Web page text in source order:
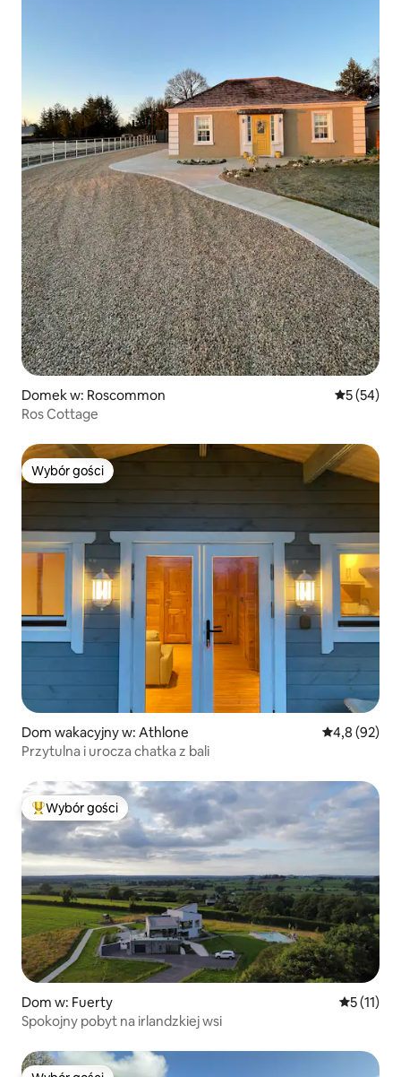
Domek w: Roscommon Średnia
5 (54)
Ros Cottage
Wybór gości
Wybór gości
Dom wakacyjny w: Athlone Średnia
4,8 (92)
Przytulna i urocza chatka z bali
Najpopularniejsze z kategorii Wybór gości
Wybór gości
Dom w: Fuerty Średnia
5 (11)
Spokojny pobyt na irlandzkiej wsi